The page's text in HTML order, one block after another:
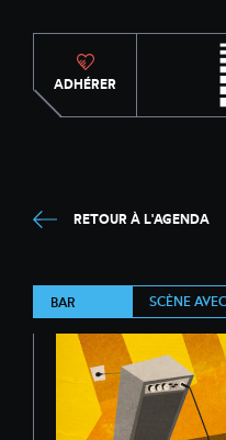
ADHÉRER
RETOUR À L'AGENDA
BAR SCÈNE